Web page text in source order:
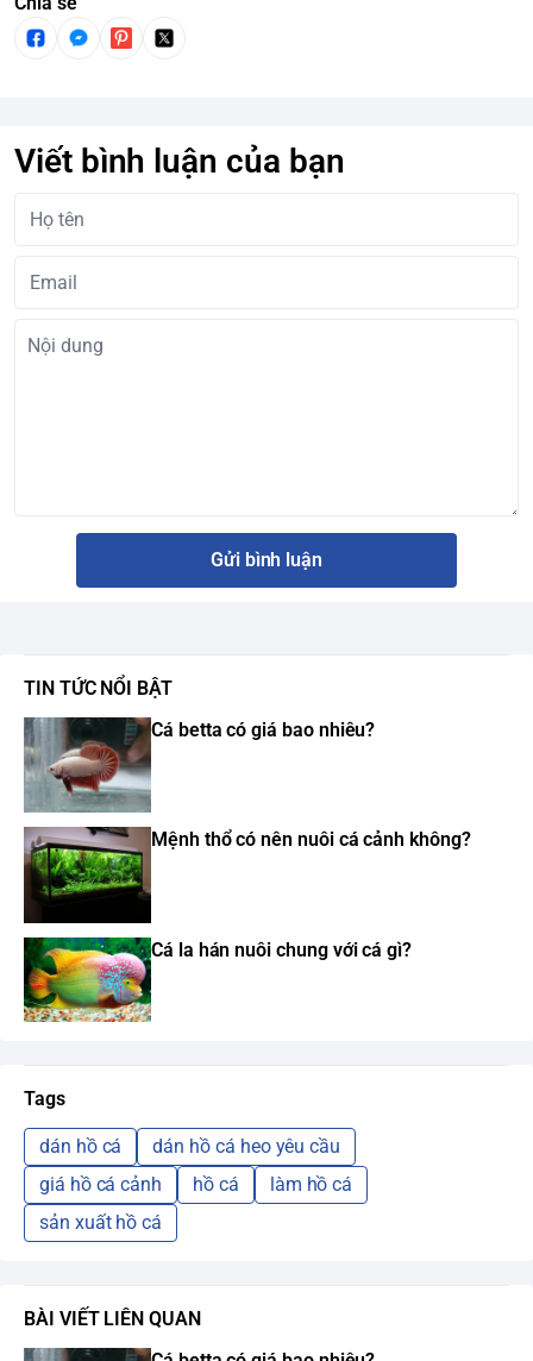
Viết bình luận của bạn
Gửi bình luận
TIN TỨC NỔI BẬT
Cá betta có giá bao nhiêu?
Mệnh thổ có nên nuôi cá cảnh không?
Cá la hán nuôi chung với cá gì?
Tags
dán hồ cá
dán hồ cá heo yêu cầu
giá hồ cá cảnh
hồ cá
làm hồ cá
sản xuất hồ cá
BÀI VIẾT LIÊN QUAN